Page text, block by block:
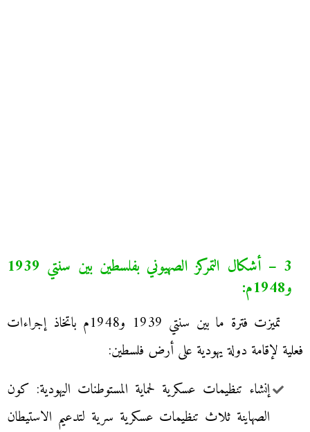
3 – أشكال التمركز الصهيوني بفلسطين بين سنتي 1939
و1948م:
تميزت فترة ما بين سنتي 1939 و1948م باتخاذ إجراءات
فعلية لإقامة دولة يهودية على أرض فلسطين:
إنشاء تنظيمات عسكرية لحماية المستوطنات اليهودية: كون
الصهاينة ثلاث تنظيمات عسكرية سرية لتدعيم الاستيطان